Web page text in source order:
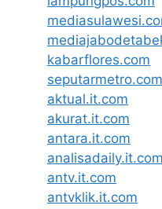
kabarflores.com
seputarmetro.com
aktual.it.com
akurat.it.com
antara.it.com
analisadaily.it.com
antv.it.com
antvklik.it.com